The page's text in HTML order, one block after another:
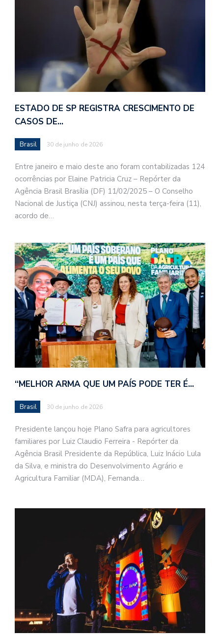
ESTADO DE SP REGISTRA CRESCIMENTO DE
CASOS DE…
Brasil 30 de junho de 2026
Entre janeiro e maio deste ano foram contabilizadas 124
ocorrências por Elaine Patricia Cruz – Repórter da
Agência Brasil Brasília (DF) 11/02/2025 – O Conselho
Nacional de Justiça (CNJ) assinou, nesta terça-feira (11),
acordo de…
“MELHOR ARMA QUE UM PAÍS PODE TER É…
Brasil 30 de junho de 2026
Presidente lançou hoje Plano Safra para agricultores
familiares por Luiz Claudio Ferreira - Repórter da
Agência Brasil Presidente da República, Luiz Inácio Lula
da Silva, e ministra do Desenvolvimento Agrário e
Agricultura Familiar (MDA), Fernanda…